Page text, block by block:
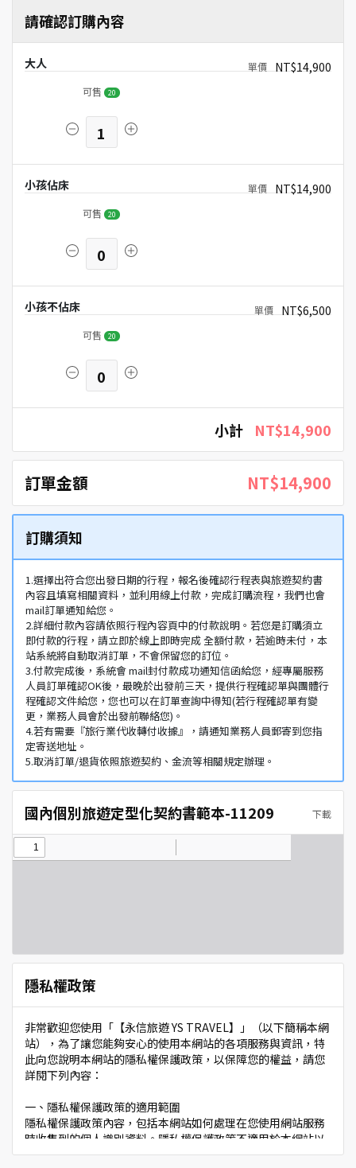
請確認訂購內容
大人 NT$14,900
可售 20
1
小孩佔床 NT$14,900
可售 20
0
小孩不佔床 NT$6,500
可售 20
0
小計 NT$14,900
訂單金額 NT$14,900
訂購須知
1.選擇出符合您出發日期的行程，報名後確認行程表與旅遊契約書
內容且填寫相關資料，並利用線上付款，完成訂購流程，我們也會
mail訂單通知給您。
2.詳細付款內容請依照行程內容頁中的付款說明。若您是訂購須立
即付款的行程，請立即於線上即時完成 全額付款，若逾時未付，本
站系統將自動取消訂單，不會保留您的訂位。
3.付款完成後，系統會 mail封付款成功通知信函給您，經專屬服務
人員訂單確認OK後，最晚於出發前三天，提供行程確認單與團體行
程確認文件給您，您也可以在訂單查詢中得知(若行程確認單有變
更，業務人員會於出發前聯絡您)。
4.若有需要『旅行業代收轉付收據』，請通知業務人員郵寄到您指
定寄送地址。
5.取消訂單/退貨依照旅遊契約、金流等相關規定辦理。
國內個別旅遊定型化契約書範本-11209 下載
隱私權政策
非常歡迎您使用「【永信旅遊 YS TRAVEL】」（以下簡稱本網
站），為了讓您能夠安心的使用本網站的各項服務與資訊，特
此向您說明本網站的隱私權保護政策，以保障您的權益，請您
詳閱下列內容：
一、隱私權保護政策的適用範圍
隱私權保護政策內容，包括本網站如何處理在您使用網站服務
時收集到的個人識別資料。隱私權保護政策不適用於本網站以
外的相關連結網站，也不適用於非本網站所委託或參與管理的